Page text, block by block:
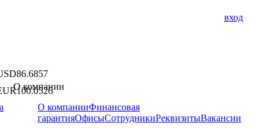
вход
86.6857
100.0526
О компании
О компанииФинансовая
гарантияОфисыСотрудникиРеквизитыВакансии